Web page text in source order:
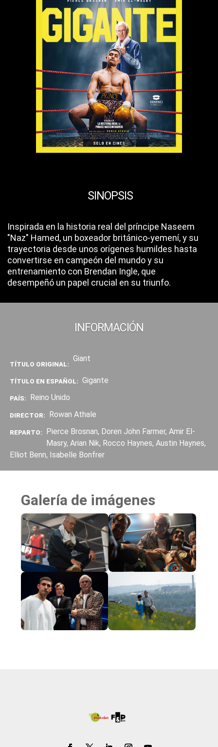
SINOPSIS
Inspirada en la historia real del príncipe Naseem
"Naz" Hamed, un boxeador británico-yemení, y su
trayectoria desde unos orígenes humildes hasta
convertirse en campeón del mundo y su
entrenamiento con Brendan Ingle, que
desempeñó un papel crucial en su triunfo.
INFORMACIÓN
TÍTULO ORIGINAL:
Giant
TÍTULO EN ESPAÑOL: Gigante
PAÍS: Reino Unido
DIRECTOR: Rowan Athale
REPARTO:
Pierce Brosnan, Doren John Farmer, Amir El-
Masry, Arian Nik, Rocco Haynes, Austin Haynes,
Elliot Benn, Isabelle Bonfrer
Galería de imágenes